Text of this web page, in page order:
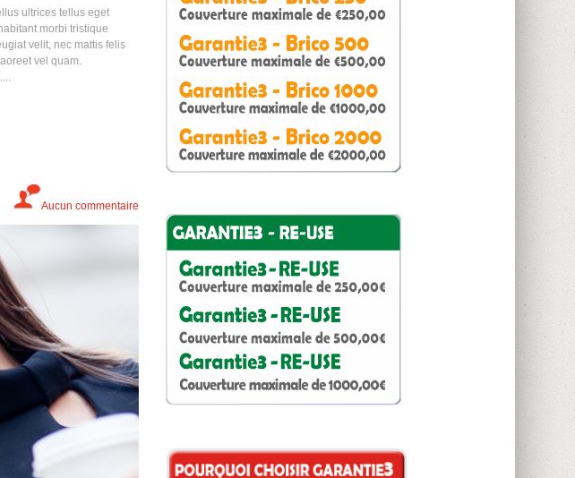
ultrices tellus eget
morbi tristique
velit, nec mattis felis
vel quam.
Aucun commentaire